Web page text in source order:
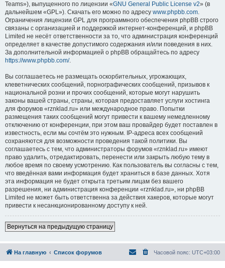
Teams»), выпущенного по лицензии «GNU General Public License v2» (в
дальнейшем «GPL»). Скачать его можно по адресу www.phpbb.com.
Ограничения лицензии GPL для программного обеспечения phpBB строго
связаны с организацией и поддержкой интернет-конференций, и phpBB
Limited не несёт ответственности за то, что администрация конференций
определяет в качестве допустимого содержания и/или поведения в них.
За дополнительной информацией о phpBB обращайтесь по адресу
https://www.phpbb.com/.
Вы соглашаетесь не размещать оскорбительных, угрожающих,
клеветнических сообщений, порнографических сообщений, призывов к
национальной розни и прочих сообщений, которые могут нарушить
законы вашей страны, страны, которая предоставляет услуги хостинга
для форумов «rznklad.ru» или международное право. Попытки
размещения таких сообщений могут привести к вашему немедленному
отключению от конференции, при этом ваш провайдер будет поставлен в
известность, если мы сочтём это нужным. IP-адреса всех сообщений
сохраняются для возможности проведения такой политики. Вы
соглашаетесь с тем, что администраторы форумов «rznklad.ru» имеют
право удалить, отредактировать, перенести или закрыть любую тему в
любое время по своему усмотрению. Как пользователь вы согласны с тем,
что введённая вами информация будет храниться в базе данных. Хотя
эта информация не будет открыта третьим лицам без вашего
разрешения, ни администрация конференции «rznklad.ru», ни phpBB
Limited не может быть ответственна за действия хакеров, которые могут
привести к несанкционированному доступу к ней.
Вернуться на предыдущую страницу
На главную Список форумов Часовой пояс: UTC+03:00